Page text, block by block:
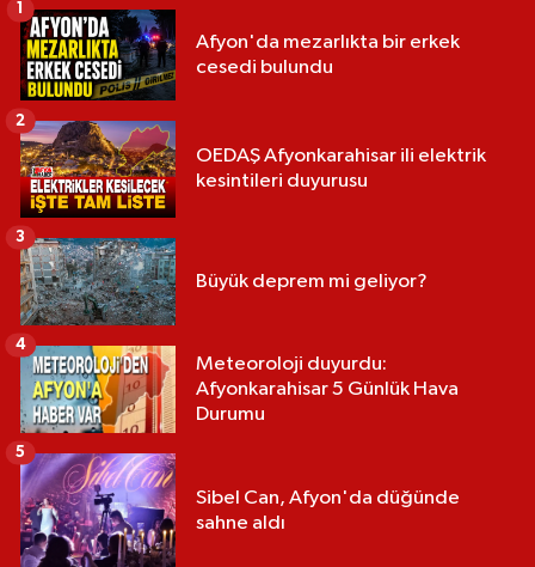
Afyon'da mezarlıkta bir erkek
cesedi bulundu
1
OEDAŞ Afyonkarahisar ili elektrik
kesintileri duyurusu
2
Büyük deprem mi geliyor?
3
Meteoroloji duyurdu:
Afyonkarahisar 5 Günlük Hava
Durumu
4
Sibel Can, Afyon'da düğünde
sahne aldı
5